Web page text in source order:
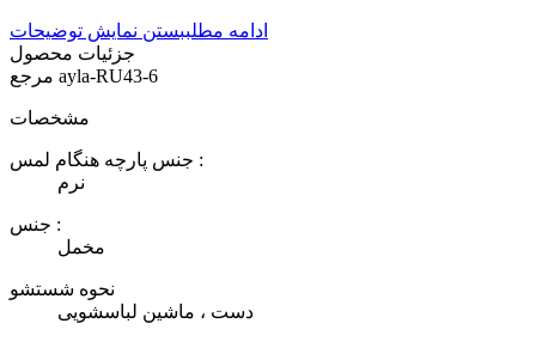
ادامه مطلببستن نمایش توضیحات
جزئیات محصول
ayla-RU43-6
مشخصات
جنس پارچه هنگام لمس :
نرم
جنس :
مخمل
نحوه شستشو
دست ، ماشین لباسشویی